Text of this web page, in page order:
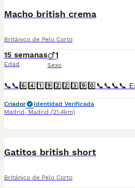
Macho british crema
Británico de Pelo Corto
15 semanas
Edad
1
Sexo
Criador
Identidad Verificada
Madrid , Madrid (21.4km)
Gatitos british short
Británico de Pelo Corto